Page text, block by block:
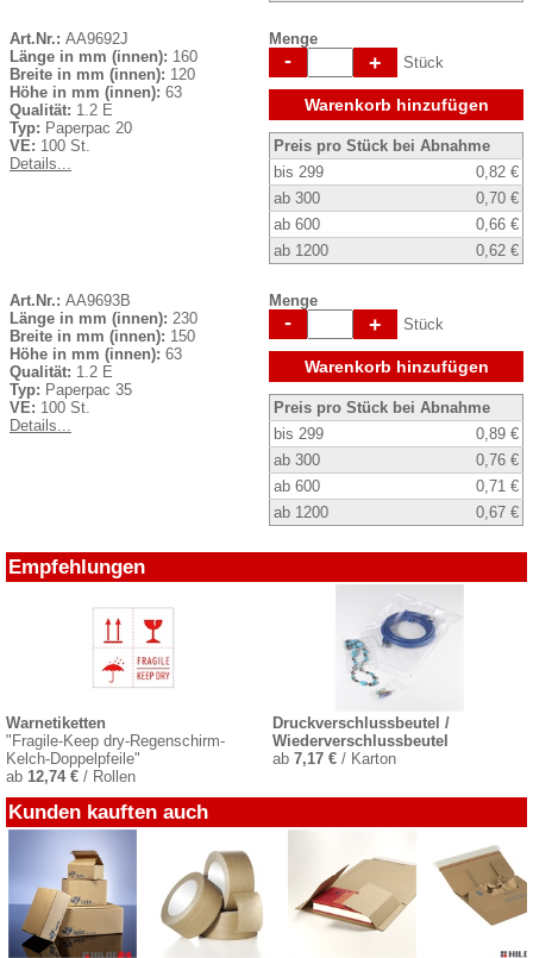
Art.Nr.: AA9692J
Länge in mm (innen): 160
Breite in mm (innen): 120
Höhe in mm (innen): 63
Qualität: 1.2 E
Typ: Paperpac 20
VE: 100 St.
Details...
Menge
- + Stück
Warenkorb hinzufügen
Preis pro Stück bei Abnahme
bis 299
0,82 €
ab 300
0,70 €
ab 600
0,66 €
ab 1200
0,62 €
Art.Nr.: AA9693B
Länge in mm (innen): 230
Breite in mm (innen): 150
Höhe in mm (innen): 63
Qualität: 1.2 E
Typ: Paperpac 35
VE: 100 St.
Details...
Menge
- + Stück
Warenkorb hinzufügen
Preis pro Stück bei Abnahme
bis 299
0,89 €
ab 300
0,76 €
ab 600
0,71 €
ab 1200
0,67 €
Empfehlungen
Warnetiketten
"Fragile-Keep dry-Regenschirm-
Kelch-Doppelpfeile"
ab 12,74 € / Rollen
Druckverschlussbeutel /
Wiederverschlussbeutel
ab 7,17 € / Karton
Kunden kauften auch